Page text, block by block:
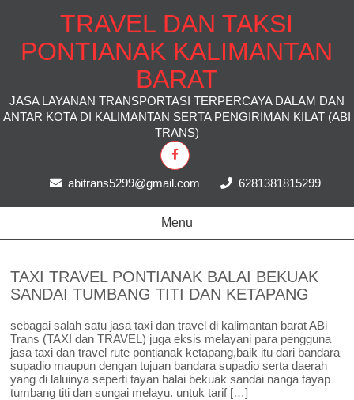
TRAVEL DAN TAKSI
PONTIANAK KALIMANTAN
BARAT
JASA LAYANAN TRANSPORTASI TERPERCAYA DALAM DAN
ANTAR KOTA DI KALIMANTAN SERTA PENGIRIMAN KILAT (ABI
TRANS)
abitrans5299@gmail.com 6281381815299
Menu
TAXI TRAVEL PONTIANAK BALAI BEKUAK
SANDAI TUMBANG TITI DAN KETAPANG
sebagai salah satu jasa taxi dan travel di kalimantan barat ABi
Trans (TAXI dan TRAVEL) juga eksis melayani para pengguna
jasa taxi dan travel rute pontianak ketapang,baik itu dari bandara
supadio maupun dengan tujuan bandara supadio serta daerah
yang di laluinya seperti tayan balai bekuak sandai nanga tayap
tumbang titi dan sungai melayu. untuk tarif […]